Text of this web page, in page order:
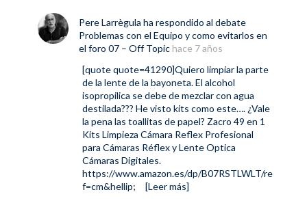
Pere Larrègula ha respondido al debate
Problemas con el Equipo y como evitarlos en
el foro 07 – Off Topic hace 7 años
[quote quote=41290]Quiero limpiar la parte
de la lente de la bayoneta. El alcohol
isopropilica se debe de mezclar con agua
destilada??? He visto kits como este…. ¿Vale
la pena las toallitas de papel? Zacro 49 en 1
Kits Limpieza Cámara Reflex Profesional
para Cámaras Réflex y Lente Optica
Cámaras Digitales.
https://www.amazon.es/dp/B07RSTLWLT/re
f=cm&hellip; [Leer más]